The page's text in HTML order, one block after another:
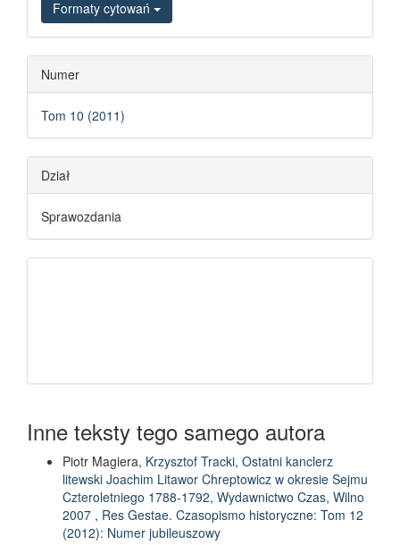
Formaty cytowań
Numer
Tom 10 (2011)
Dział
Sprawozdania
Inne teksty tego samego autora
Piotr Magiera, Krzysztof Tracki, Ostatni kanclerz
litewski Joachim Litawor Chreptowicz w okresie Sejmu
Czteroletniego 1788-1792, Wydawnictwo Czas, Wilno
2007 , Res Gestae. Czasopismo historyczne: Tom 12
(2012): Numer jubileuszowy